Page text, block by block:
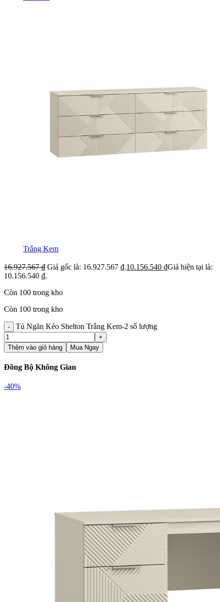
Trắng Kem
16.927.567₫ Giá gốc là: 16.927.567 ₫.10.156.540 ₫Giá hiện tại là:
10.156.540 ₫.
Còn 100 trong kho
Còn 100 trong kho
Tủ Ngăn Kéo Shelton Trắng Kem-2 số lượng
Thêm vào giỏ hàng Mua Ngay
Đồng Bộ Không Gian
-40%